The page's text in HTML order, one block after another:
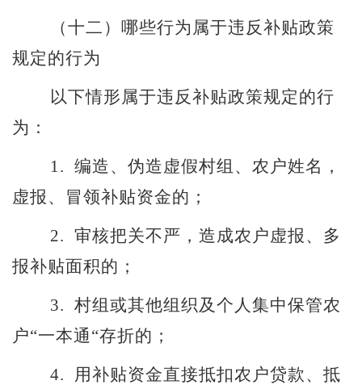
（十二） 哪些行为属于违反补贴政策
规定的行为
以下情形属于违反补贴政策规定的行
为：
1. 编造、伪造虚假村组、农户姓名，
虚报、冒领补贴资金的；
2. 审核把关不严，造成农户虚报、多
报补贴面积的；
3. 村组或其他组织及个人集中保管农
户“一本通 “存折的；
4. 用补贴资金直接抵扣农户贷款、抵